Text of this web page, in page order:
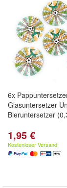
6x
Glasuntersetzer
Bieruntersetzer
1,95 €
Kostenloser Versand